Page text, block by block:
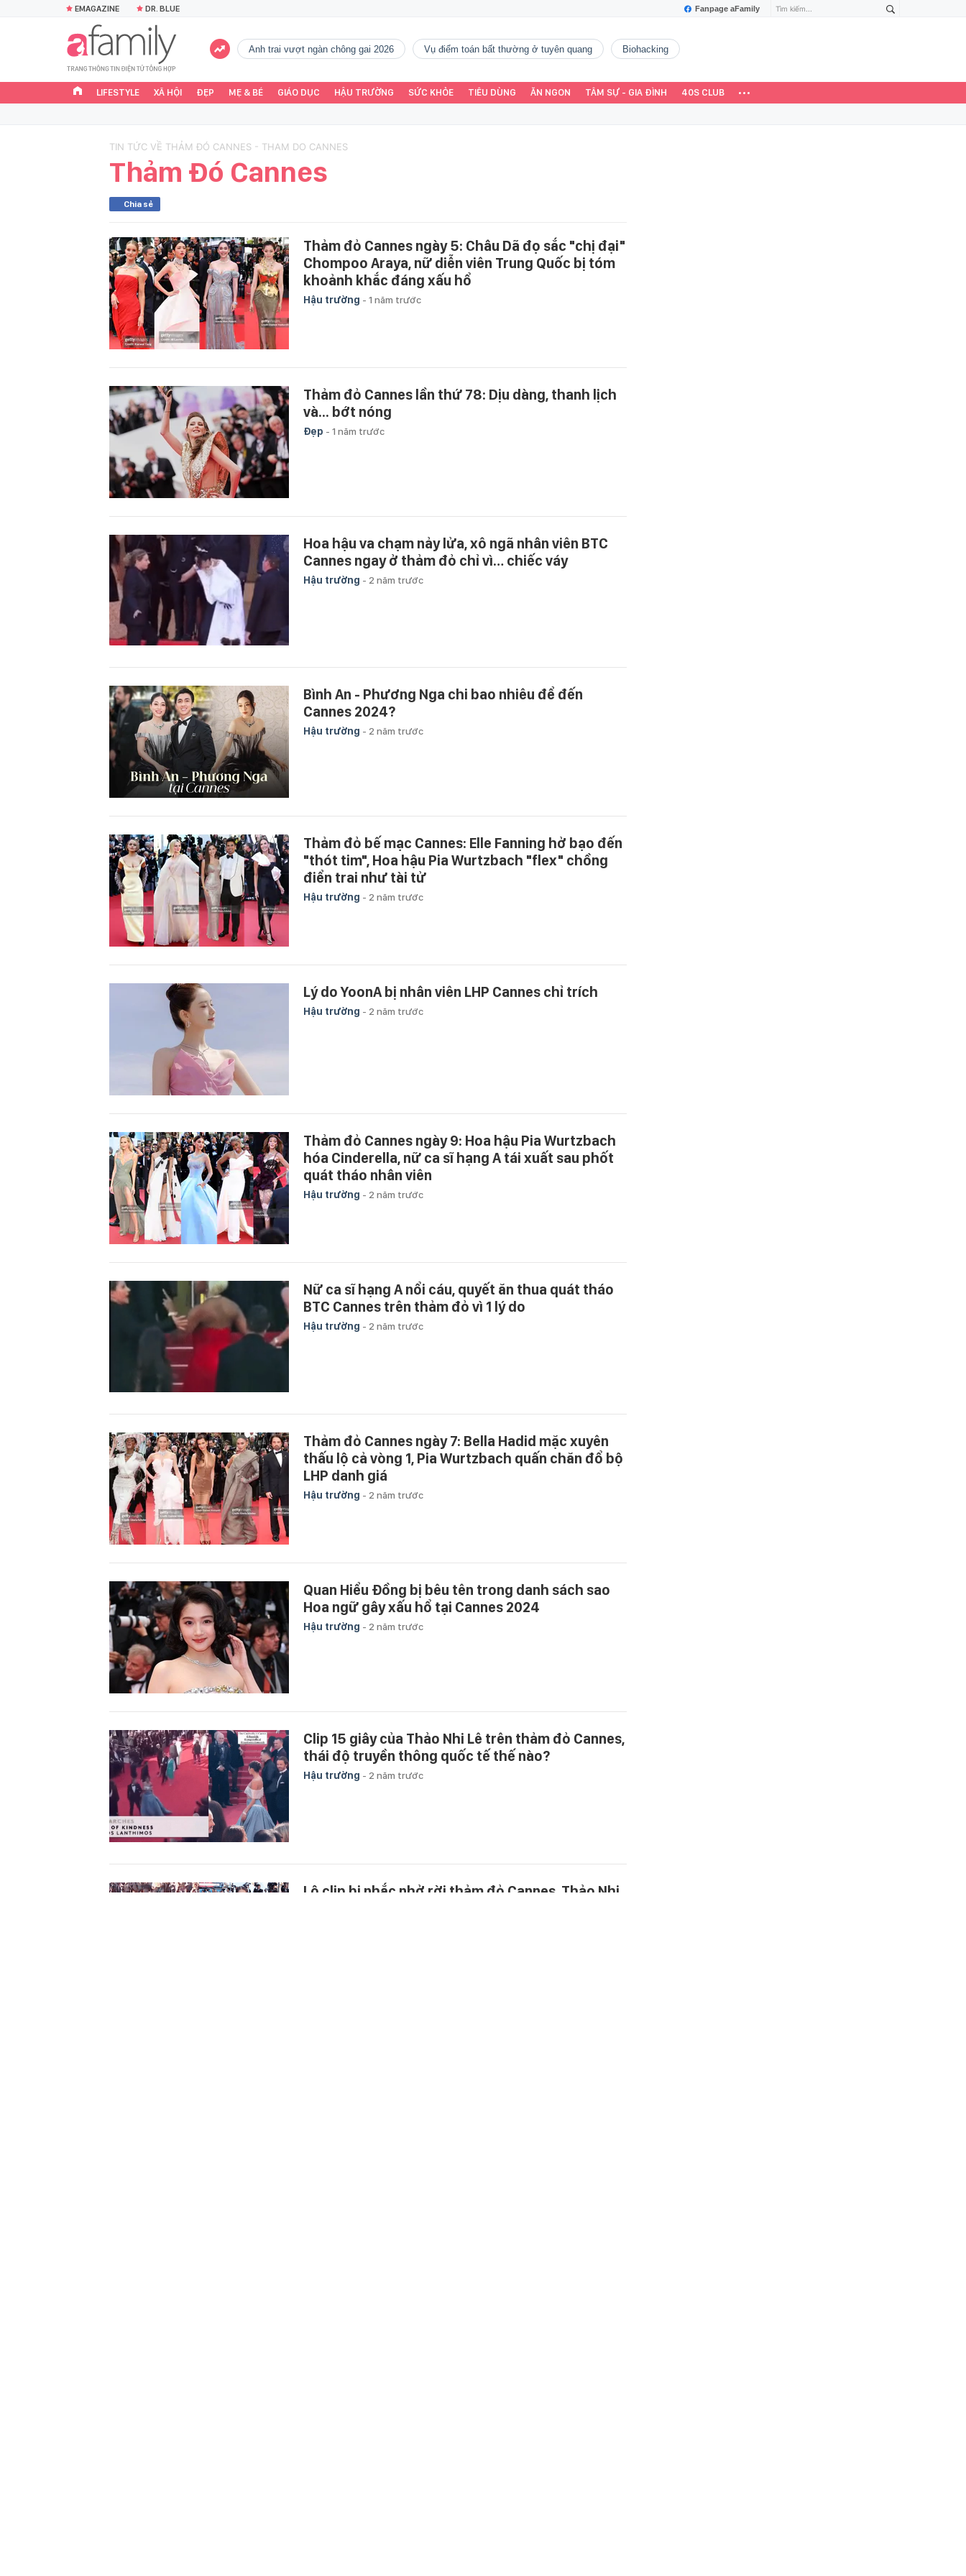
Fanpage aFamily
EMAGAZINE DR. BLUE
Anh trai vượt ngàn chông gai 2026 vụ điểm toán bất thường ở tuyên quang Biohacking
LIFESTYLE XÃ HỘI ĐẸP MẸ & BÉ GIÁO DỤC HẬU TRƯỜNG SỨC KHỎE TIÊU DÙNG ĂN NGON TÂM SỰ - GIA ĐÌNH 40S CLUB
TIN TỨC VỀ THẢM ĐÓ CANNES - THAM DO CANNES
Thảm Đó Cannes
Chia sẻ
Thảm đỏ Cannes ngày 5: Châu Dã đọ sắc "chị đại"
Chompoo Araya, nữ diễn viên Trung Quốc bị tóm
khoảnh khắc đáng xấu hổ
Hậu trường - 1 năm trước
Thảm đỏ Cannes lần thứ 78: Dịu dàng, thanh lịch
và... bớt nóng
Đẹp - 1 năm trước
Hoa hậu va chạm nảy lửa, xô ngã nhân viên BTC
Cannes ngay ở thảm đỏ chỉ vì… chiếc váy
Hậu trường - 2 năm trước
Bình An - Phương Nga chi bao nhiêu để đến
Cannes 2024?
Hậu trường - 2 năm trước
Thảm đỏ bế mạc Cannes: Elle Fanning hở bạo đến
"thót tim", Hoa hậu Pia Wurtzbach "flex" chồng
điển trai như tài tử
Hậu trường - 2 năm trước
Lý do YoonA bị nhân viên LHP Cannes chỉ trích
Hậu trường - 2 năm trước
Thảm đỏ Cannes ngày 9: Hoa hậu Pia Wurtzbach
hóa Cinderella, nữ ca sĩ hạng A tái xuất sau phốt
quát tháo nhân viên
Hậu trường - 2 năm trước
Nữ ca sĩ hạng A nổi cáu, quyết ăn thua quát tháo
BTC Cannes trên thảm đỏ vì 1 lý do
Hậu trường - 2 năm trước
Thảm đỏ Cannes ngày 7: Bella Hadid mặc xuyên
thấu lộ cả vòng 1, Pia Wurtzbach quấn chăn đổ bộ
LHP danh giá
Hậu trường - 2 năm trước
Quan Hiểu Đồng bị bêu tên trong danh sách sao
Hoa ngữ gây xấu hổ tại Cannes 2024
Hậu trường - 2 năm trước
Clip 15 giây của Thảo Nhi Lê trên thảm đỏ Cannes,
thái độ truyền thông quốc tế thế nào?
Hậu trường - 2 năm trước
Lộ clip bị nhắc nhở rời thảm đỏ Cannes, Thảo Nhi